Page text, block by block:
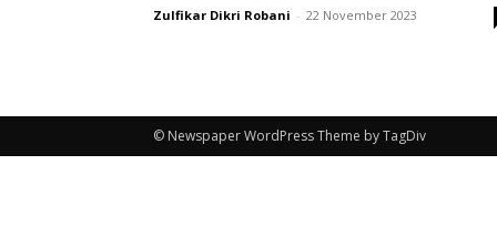
Zulfikar Dikri Robani - 22 November 2023
© Newspaper WordPress Theme by TagDiv